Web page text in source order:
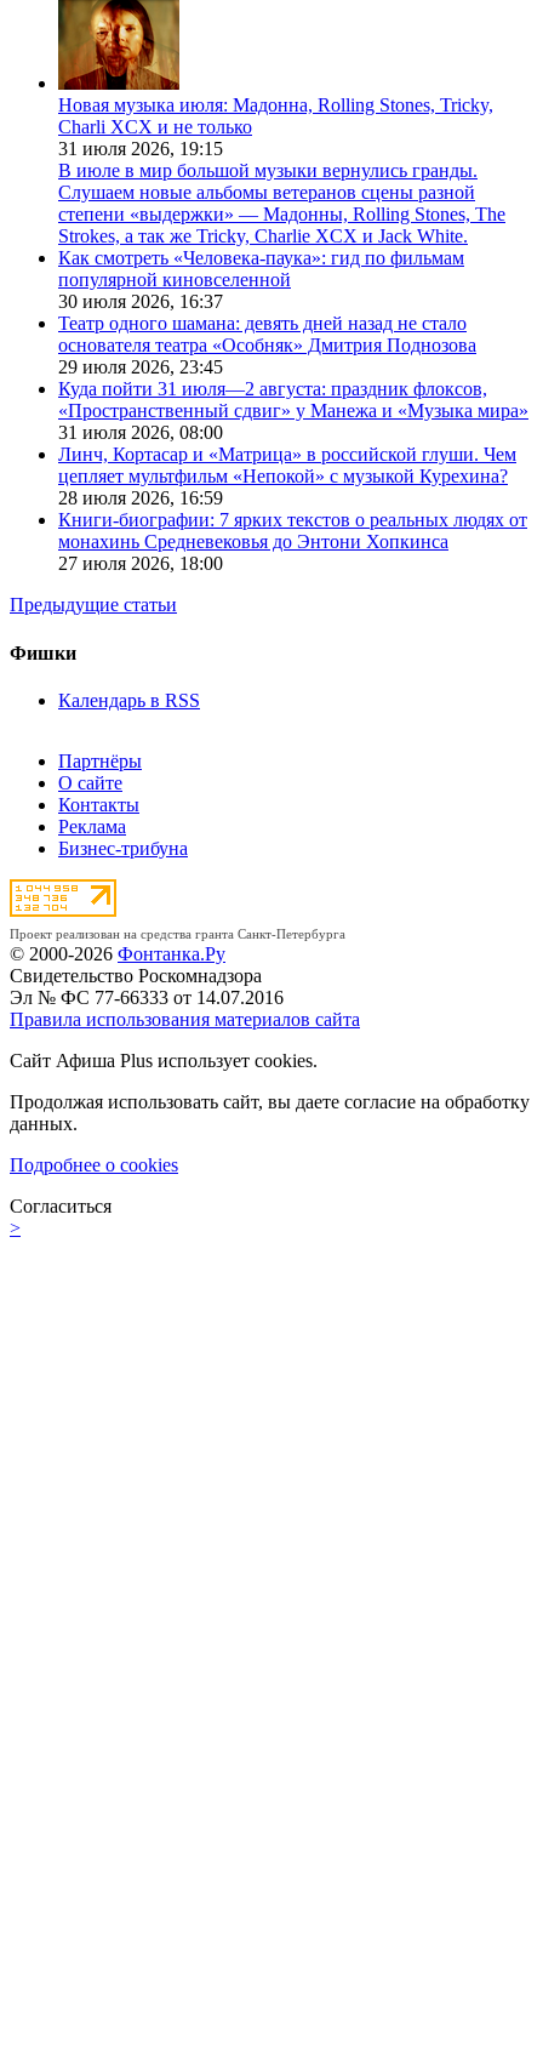
Новая музыка июля: Мадонна, Rolling Stones, Tricky,
Charli XCX и не только
31 июля 2026, 19:15
В июле в мир большой музыки вернулись гранды.
Слушаем новые альбомы ветеранов сцены разной
степени «выдержки» — Мадонны, Rolling Stones, The
Strokes, а так же Tricky, Charlie XCX и Jack White.
Как смотреть «Человека-паука»: гид по фильмам
популярной киновселенной
30 июля 2026, 16:37
Театр одного шамана: девять дней назад не стало
основателя театра «Особняк» Дмитрия Поднозова
29 июля 2026, 23:45
Куда пойти 31 июля—2 августа: праздник флоксов,
«Пространственный сдвиг» у Манежа и «Музыка мира»
31 июля 2026, 08:00
Линч, Кортасар и «Матрица» в российской глуши. Чем
цепляет мультфильм «Непокой» с музыкой Курехина?
28 июля 2026, 16:59
Книги-биографии: 7 ярких текстов о реальных людях от
монахинь Средневековья до Энтони Хопкинса
27 июля 2026, 18:00
Предыдущие статьи
Фишки
Календарь в RSS
Партнёры
О сайте
Контакты
Реклама
Бизнес-трибуна
Проект реализован на средства гранта Санкт-Петербурга
© 2000-2026 Фонтанка.Ру
Свидетельство Роскомнадзора
Эл № ФС 77-66333 от 14.07.2016
Правила использования материалов сайта
Сайт Афиша Plus использует cookies.
Продолжая использовать сайт, вы даете согласие на обработку
данных.
Подробнее о cookies
Согласиться
>